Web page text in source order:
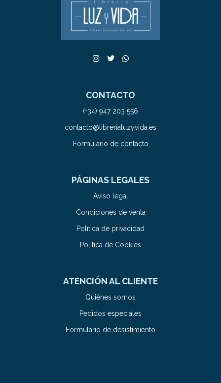
CONTACTO
(+34) 947 203 556
contacto@librerialuzyvida.es
Formulario de contacto
PÁGINAS LEGALES
Aviso legal
Condiciones de venta
Política de privacidad
Política de Cookies
ATENCIÓN AL CLIENTE
Quiénes somos
Pedidos especiales
Formulario de desistimiento